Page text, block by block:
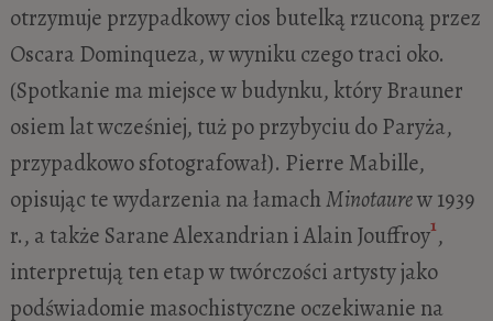
otrzymuje przypadkowy cios butelką rzuconą przez
Oscara Dominqueza, w wyniku czego traci oko.
(Spotkanie ma miejsce w budynku, który Brauner
osiem lat wcześniej, tuż po przybyciu do Paryża,
przypadkowo sfotografował). Pierre Mabille,
opisując te wydarzenia na łamachMinotaurew 1939
r., a także Sarane Alexandrian i Alain Jouffroy1,
interpretują ten etap w twórczości artysty jako
podświadomie masochistyczne oczekiwanie na